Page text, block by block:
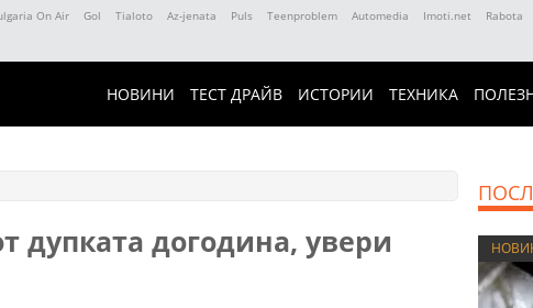
On Air Gol Tialoto Az-jenata Puls Teenproblem Automedia Imoti.net Rabota
НОВИНИ ТЕСТ ДРАЙВ ИСТОРИИ ТЕХНИКА
дупката догодина, увери